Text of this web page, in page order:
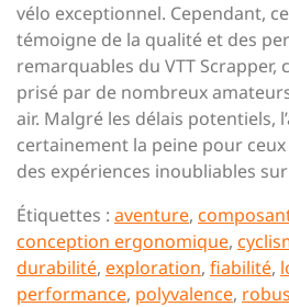
vélo exceptionnel. Cependant,
témoigne de la qualité et des
remarquables du VTT Scrapper,
prisé par de nombreux
air. Malgré les délais potentiels,
certainement la peine pour
des expériences inoubliables
Étiquettes : aventure,
conception ergonomique,
durabilité, exploration, fiabilité,
performance, polyvalence,